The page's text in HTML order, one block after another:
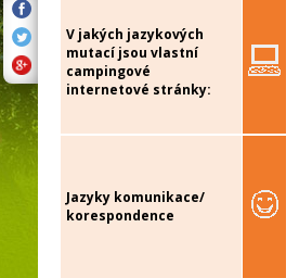
V jakých jazykových
mutací jsou vlastní
campingové
internetové stránky:
Jazyky komunikace/
korespondence